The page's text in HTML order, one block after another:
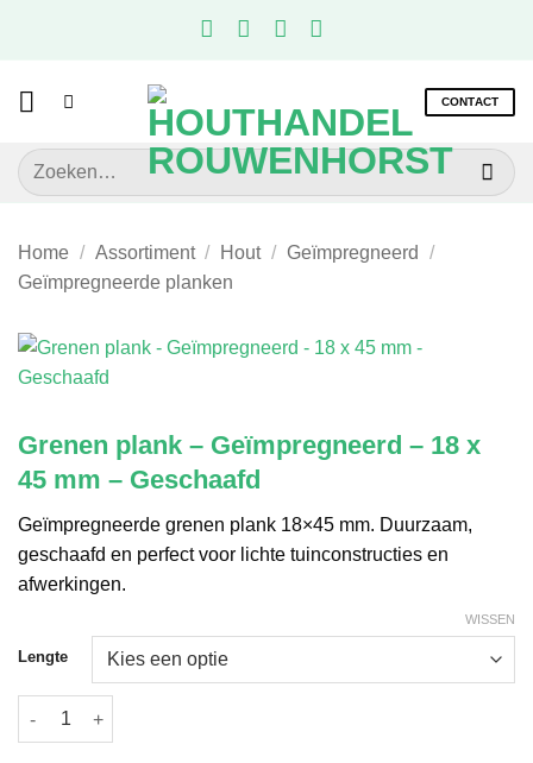
CONTACT
Zoeken
naar:
Home / Assortiment / Hout / Geïmpregneerd
/
Geïmpregneerde planken
Grenen plank – Geïmpregneerd – 18 x
45 mm – Geschaafd
Geïmpregneerde grenen plank 18×45 mm. Duurzaam,
geschaafd en perfect voor lichte tuinconstructies en
afwerkingen.
Lengte
WISSEN
Grenen plank - Geïmpregneerd - 18 x 45 mm - Geschaafd aantal